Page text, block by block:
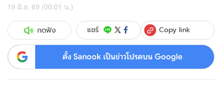
19 มิ.ย. 69 (00:01 น.)
กดฟัง แชร์ Copy link
ตั้ง Sanook เป็นข่าวโปรดบน Google